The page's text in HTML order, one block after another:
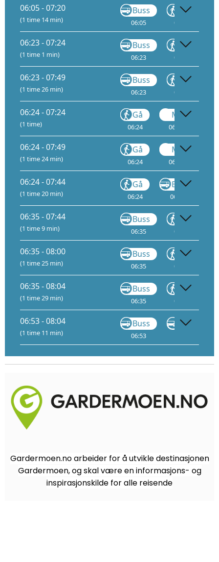
06:05 - 07:20
(1 time 14 min)
Buss
06:05
Gå
06:30
06:23 - 07:24
(1 time 1 min)
Buss
06:23
Gå
06:28
06:23 - 07:49
(1 time 26 min)
Buss
06:23
Gå
06:28
06:24 - 07:24
(1 time)
Gå
06:24
Metro
06:31
06:24 - 07:49
(1 time 24 min)
Gå
06:24
Metro
06:31
06:24 - 07:44
(1 time 20 min)
Gå
06:24
Buss
06:32
06:35 - 07:44
(1 time 9 min)
Buss
06:35
Gå
06:44
06:35 - 08:00
(1 time 25 min)
Buss
06:35
Gå
07:00
06:35 - 08:04
(1 time 29 min)
Buss
06:35
Gå
07:00
06:53 - 08:04
(1 time 11 min)
Buss
06:53
Buss
Gardermoen.no arbeider for å utvikle destinasjonen
Gardermoen, og skal være en informasjons- og
inspirasjonskilde for alle reisende